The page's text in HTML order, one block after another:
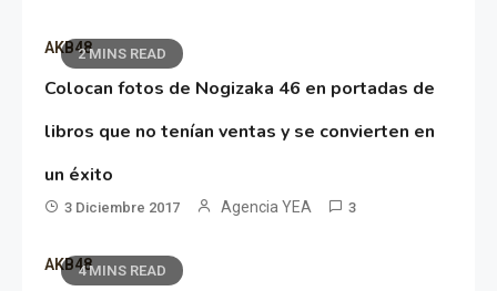
2 MINS READ
AKB48
Colocan fotos de Nogizaka 46 en portadas de
libros que no tenían ventas y se convierten en
un éxito
3 Diciembre 2017 Agencia YEA 3
4 MINS READ
AKB48